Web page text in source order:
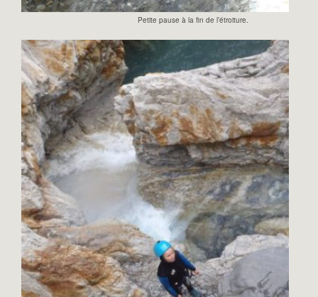
Petite pause à la fin de l’étroiture.